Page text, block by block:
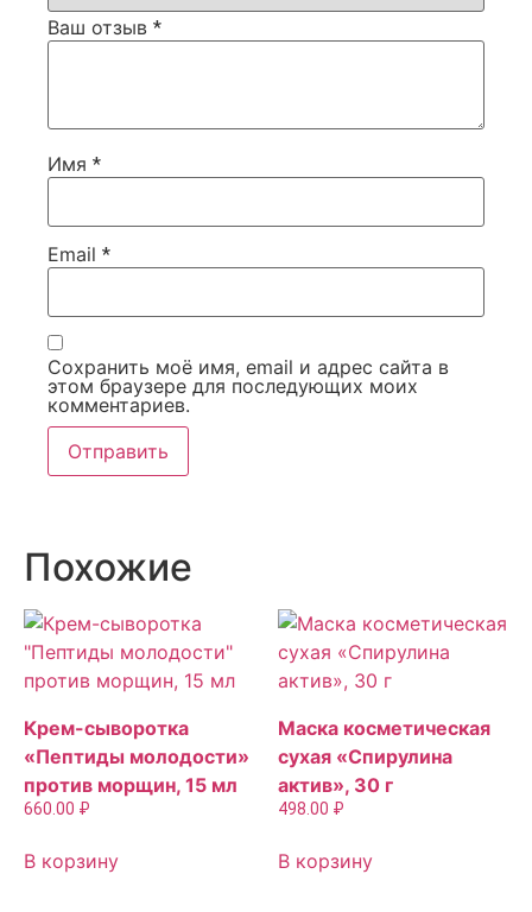
Ваш отзыв *
Имя *
Email *
Сохранить моё имя, email и адрес сайта в
этом браузере для последующих моих
комментариев.
Похожие
Крем-сыворотка
«Пептиды молодости»
против морщин, 15 мл
660.00 ₽
В корзину
Маска косметическая
сухая «Спирулина
актив», 30 г
498.00 ₽
В корзину